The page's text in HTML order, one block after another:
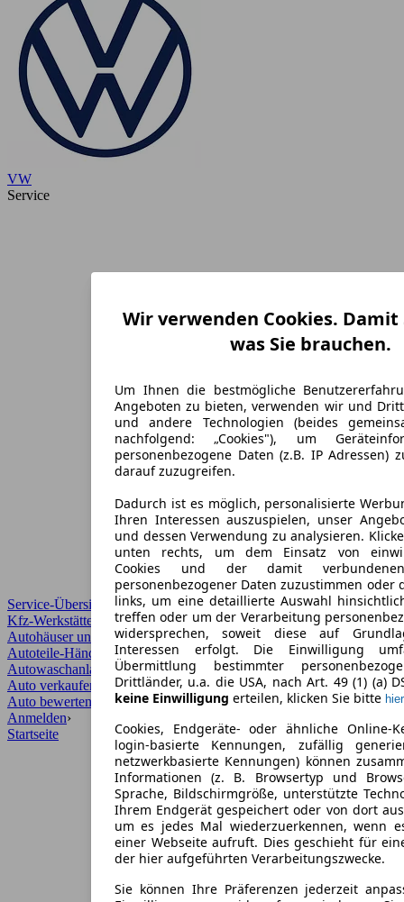
VW
Service
Service-Übersicht
Kfz-Werkstätten
Autohäuser und Händler
Autoteile-Händler
Autowaschanlagen
Auto verkaufen
Auto bewerten
Anmelden›
Startseite
Wir verwenden Cookies.
was Sie brauchen.
Um Ihnen die bestmögliche
Angeboten zu bieten, verwenden wir und
und andere Technologien (beides
nachfolgend: „Cookies"), um
personenbezogene Daten (z.B. IP Adressen)
darauf zuzugreifen.
Dadurch ist es möglich, personalisierte
Ihren Interessen auszuspielen, unser
und dessen Verwendung zu analysieren.
unten rechts, um dem Einsatz von
Cookies und der damit
personenbezogener Daten zuzustimmen oder
links, um eine detaillierte Auswahl
treffen oder um der Verarbeitung
widersprechen, soweit diese auf
Interessen erfolgt. Die Einwilligung
Übermittlung bestimmter
Drittländer, u.a. die USA, nach Art. 49 (1) (a)
keine Einwilligung erteilen, klicken Sie bitte hier
Cookies, Endgeräte- oder ähnliche Online-
login-basierte Kennungen, zufällig
netzwerkbasierte Kennungen) können
Informationen (z. B. Browsertyp und
Sprache, Bildschirmgröße, unterstützte
Ihrem Endgerät gespeichert oder von dort
um es jedes Mal wiederzuerkennen, wenn
einer Webseite aufruft. Dies geschieht für
der hier aufgeführten Verarbeitungszwecke.
Sie können Ihre Präferenzen jederzeit